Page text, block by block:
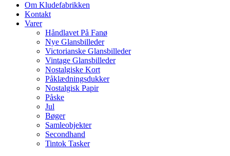
Om Kludefabrikken
Kontakt
Varer
Håndlavet På Fanø
Nye Glansbilleder
Victorianske Glansbilleder
Vintage Glansbilleder
Nostalgiske Kort
Påklædningsdukker
Nostalgisk Papir
Påske
Jul
Bøger
Samleobjekter
Secondhand
Tintok Tasker